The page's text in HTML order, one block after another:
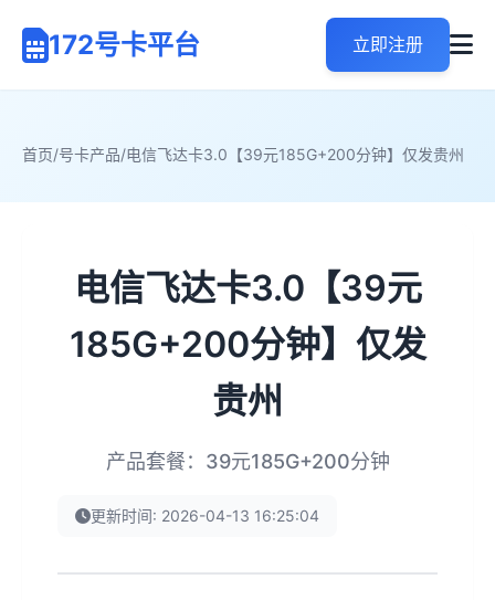
172号卡平台 立即注册
首页/号卡产品/电信飞达卡3.0【39元185G+200分钟】仅发贵州
电信飞达卡3.0【39元
185G+200分钟】仅发
贵州
产品套餐：39元185G+200分钟
更新时间: 2026-04-13 16:25:04